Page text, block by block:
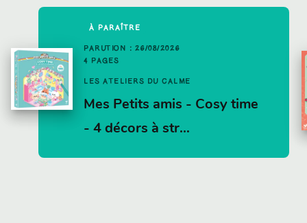
À PARAÎTRE
PARUTION : 26/08/2026
4 PAGES
LES ATELIERS DU CALME
Mes Petits amis - Cosy time
- 4 décors à str…